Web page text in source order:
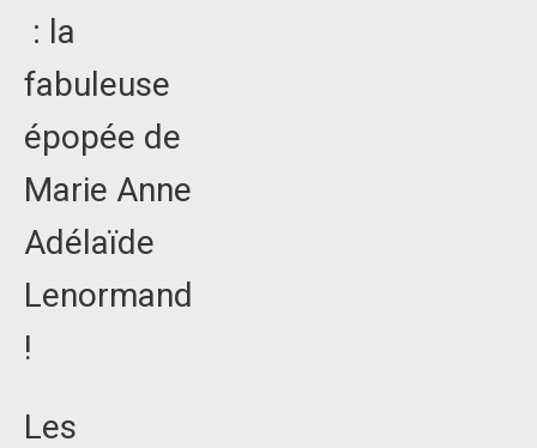
: la
fabuleuse
épopée de
Marie Anne
Adélaïde
Lenormand
!
Les